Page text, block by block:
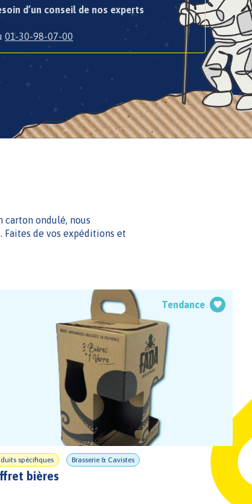
d’un conseil de nos experts
01-30-98-07-00
carton ondulé, nous
de vos expéditions et
Tendance
spécifiques Brasserie & Cavistes
bières